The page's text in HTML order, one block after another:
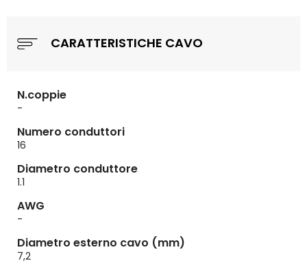
CARATTERISTICHE CAVO
N.coppie
-
Numero conduttori
16
Diametro conduttore
1.1
AWG
-
Diametro esterno cavo (mm)
7,2